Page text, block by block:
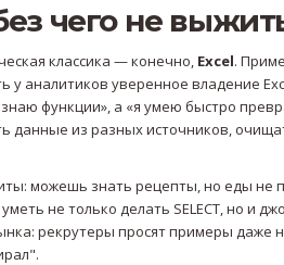
чего не
классика — конечно, Excel.
у аналитиков уверенное владение
функции», а «я умею быстро
данные из разных источников,
можешь знать рецепты, но еды не
не только делать SELECT, но и
рекрутеры просят примеры даже